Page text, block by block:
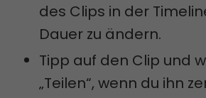
des Clips in der
Dauer zu ändern.
Tipp auf den Clip und
„Teilen“, wenn du ihn